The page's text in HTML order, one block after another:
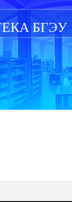
БГЭУ